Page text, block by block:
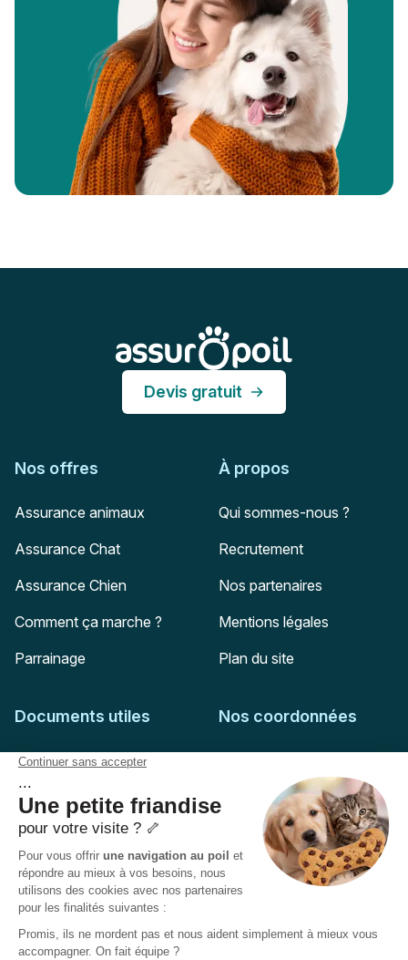
Devis gratuit
Nos offres
Assurance animaux
Assurance Chat
Assurance Chien
Comment ça marche ?
Parrainage
À propos
Qui sommes-nous ?
Recrutement
Nos partenaires
Mentions légales
Plan du site
Documents utiles
Feuille de soins
Conditions générales
Politique de confidentialité
Politique des Cookies
Accessibilité :
Partiellement conforme
Nos coordonnées
51-55 rue Hoche
94767
Ivry-sur-Seine
Pas encore client ?
Mail :
adhesion@assuropoil.com
Tel :
01 77 94 89 02